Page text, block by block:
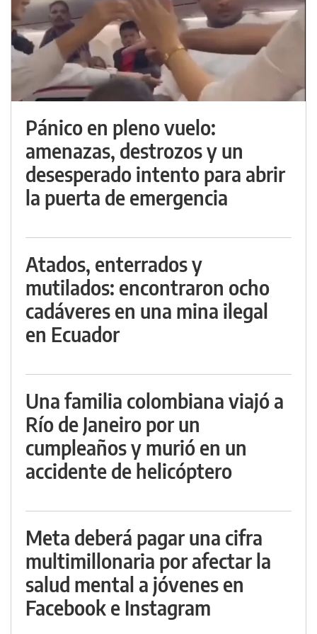
Pánico en pleno vuelo:
amenazas, destrozos y un
desesperado intento para abrir
la puerta de emergencia
Atados, enterrados y
mutilados: encontraron ocho
cadáveres en una mina ilegal
en Ecuador
Una familia colombiana viajó a
Río de Janeiro por un
cumpleaños y murió en un
accidente de helicóptero
Meta deberá pagar una cifra
multimillonaria por afectar la
salud mental a jóvenes en
Facebook e Instagram